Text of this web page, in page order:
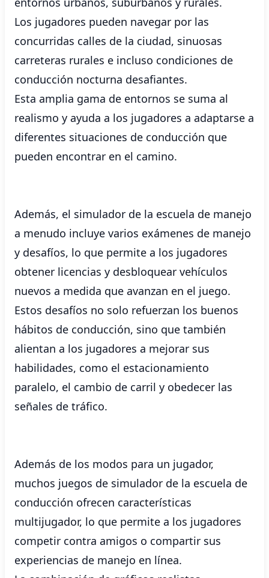
Los jugadores pueden navegar por las
concurridas calles de la ciudad, sinuosas
carreteras rurales e incluso condiciones de
conducción nocturna desafiantes.
Esta amplia gama de entornos se suma al
realismo y ayuda a los jugadores a adaptarse a
diferentes situaciones de conducción que
pueden encontrar en el camino.
Además, el simulador de la escuela de manejo
a menudo incluye varios exámenes de manejo
y desafíos, lo que permite a los jugadores
obtener licencias y desbloquear vehículos
nuevos a medida que avanzan en el juego.
Estos desafíos no solo refuerzan los buenos
hábitos de conducción, sino que también
alientan a los jugadores a mejorar sus
habilidades, como el estacionamiento
paralelo, el cambio de carril y obedecer las
señales de tráfico.
Además de los modos para un jugador,
muchos juegos de simulador de la escuela de
conducción ofrecen características
multijugador, lo que permite a los jugadores
competir contra amigos o compartir sus
experiencias de manejo en línea.